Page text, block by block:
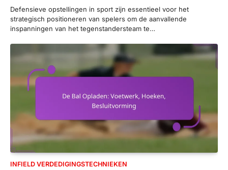
Defensieve opstellingen in sport zijn essentieel voor het
strategisch positioneren van spelers om de aanvallende
inspanningen van het tegenstandersteam te…
INFIELD VERDEDIGINGSTECHNIEKEN